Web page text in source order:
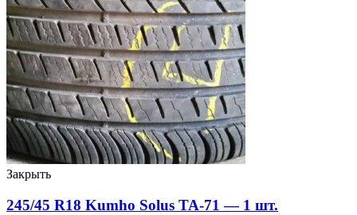
Закрыть
245/45 R18 Kumho Solus TA-71 — 1 шт.